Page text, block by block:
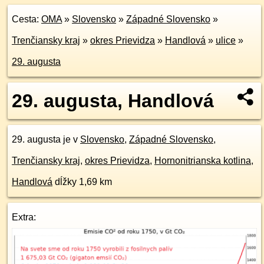
Cesta: OMA» Slovensko » Západné Slovensko »
Trenčiansky kraj » okres Prievidza » Handlová » ulice »
29. augusta
29. augusta, Handlová
29. augusta je v Slovensko, Západné Slovensko,
Trenčiansky kraj, okres Prievidza, Hornonitrianska kotlina,
Handlová dĺžky 1,69 km
Extra: